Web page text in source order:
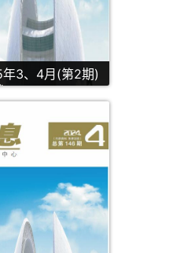
3、4月(第2期)